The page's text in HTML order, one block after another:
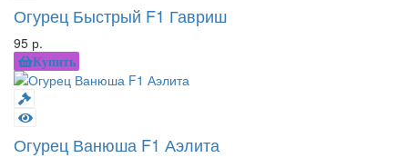
Огурец Быстрый F1 Гавриш
95 р.
Купить
Огурец Ванюша F1 Аэлита